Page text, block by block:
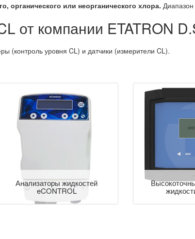
органического или неорганического хлора.
от компании ETATRON
(контроль уровня CL) и датчики (измерители CL).
Анализаторы жидкостей
eCONTROL